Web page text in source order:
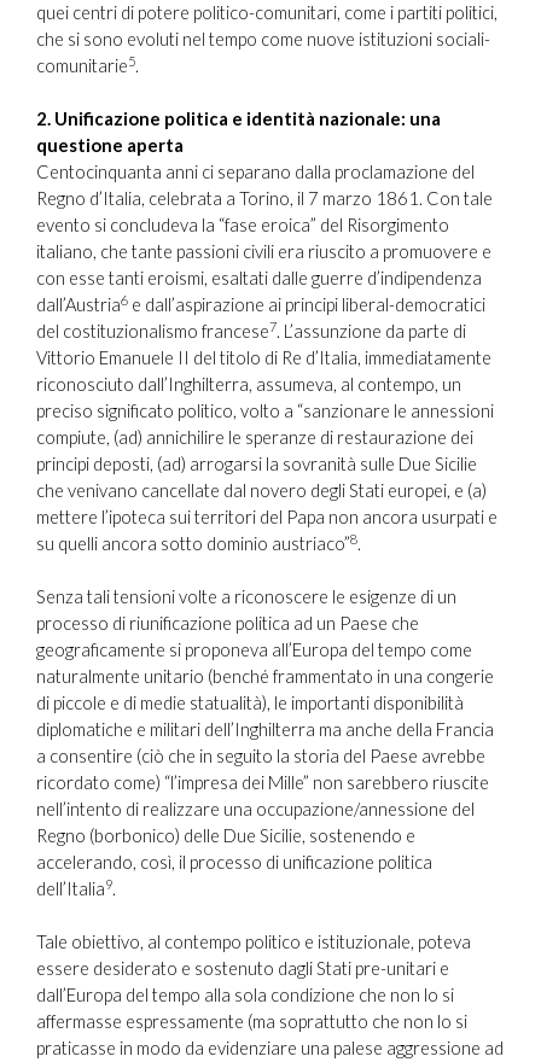
quei centri di potere politico-comunitari, come i partiti politici,
che si sono evoluti nel tempo come nuove istituzioni sociali-
comunitarie5.
2. Unificazione politica e identità nazionale: una
questione aperta
Centocinquanta anni ci separano dalla proclamazione del
Regno d’Italia, celebrata a Torino, il 7 marzo 1861. Con tale
evento si concludeva la “fase eroica” del Risorgimento
italiano, che tante passioni civili era riuscito a promuovere e
con esse tanti eroismi, esaltati dalle guerre d’indipendenza
dall’Austria6 e dall’aspirazione ai principi liberal-democratici
del costituzionalismo francese7. L’assunzione da parte di
Vittorio Emanuele II del titolo di Re d’Italia, immediatamente
riconosciuto dall’Inghilterra, assumeva, al contempo, un
preciso significato politico, volto a “sanzionare le annessioni
compiute, (ad) annichilire le speranze di restaurazione dei
principi deposti, (ad) arrogarsi la sovranità sulle Due Sicilie
che venivano cancellate dal novero degli Stati europei, e (a)
mettere l’ipoteca sui territori del Papa non ancora usurpati e
su quelli ancora sotto dominio austriaco”8.
Senza tali tensioni volte a riconoscere le esigenze di un
processo di riunificazione politica ad un Paese che
geograficamente si proponeva all’Europa del tempo come
naturalmente unitario (benché frammentato in una congerie
di piccole e di medie statualità), le importanti disponibilità
diplomatiche e militari dell’Inghilterra ma anche della Francia
a consentire (ciò che in seguito la storia del Paese avrebbe
ricordato come) “l’impresa dei Mille” non sarebbero riuscite
nell’intento di realizzare una occupazione/annessione del
Regno (borbonico) delle Due Sicilie, sostenendo e
accelerando, così, il processo di unificazione politica
dell’Italia9.
Tale obiettivo, al contempo politico e istituzionale, poteva
essere desiderato e sostenuto dagli Stati pre-unitari e
dall’Europa del tempo alla sola condizione che non lo si
affermasse espressamente (ma soprattutto che non lo si
praticasse in modo da evidenziare una palese aggressione ad